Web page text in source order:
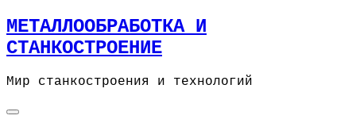
Skip
to
content
МЕТАЛЛООБРАБОТКА И
СТАНКОСТРОЕНИЕ
Мир станкостроения и технологий